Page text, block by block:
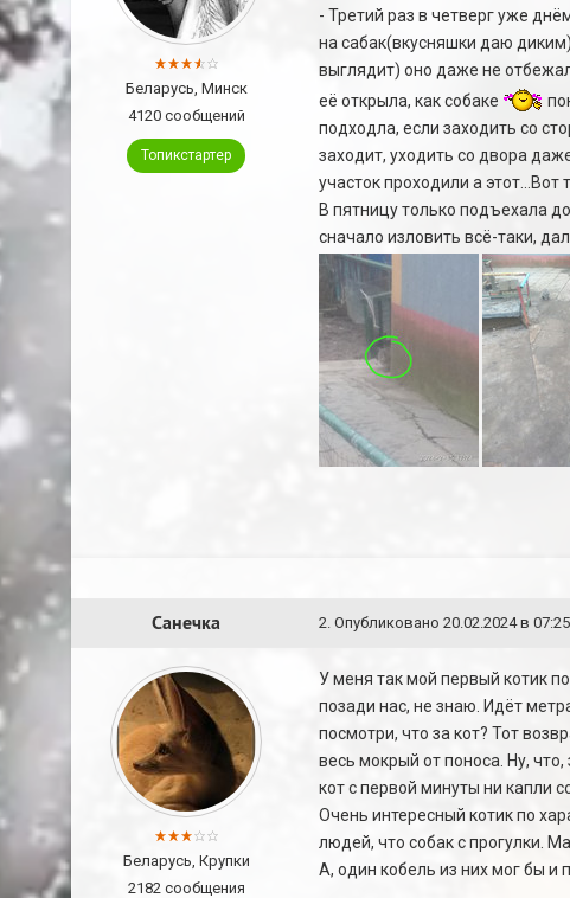
Беларусь, Минск
4120 сообщений
Топикстартер
- Третий раз в четверг уже
на сабак(вкусняшки даю
выглядит) оно даже не
её открыла, как собаке
подходла, если заходить со
заходит, уходить со двора
участок проходили а
В пятницу только подъехала
сначало изловить всё-таки,
Санечка 2. Опубликовано 20.02.2024 в 07:25
Беларусь, Крупки
2182 сообщения
У меня так мой первый котик
позади нас, не знаю. Идёт
посмотри, что за кот? Тот
весь мокрый от поноса. Ну,
кот с первой минуты ни капли
Очень интересный котик по
людей, что собак с прогулки.
А, один кобель из них мог бы и